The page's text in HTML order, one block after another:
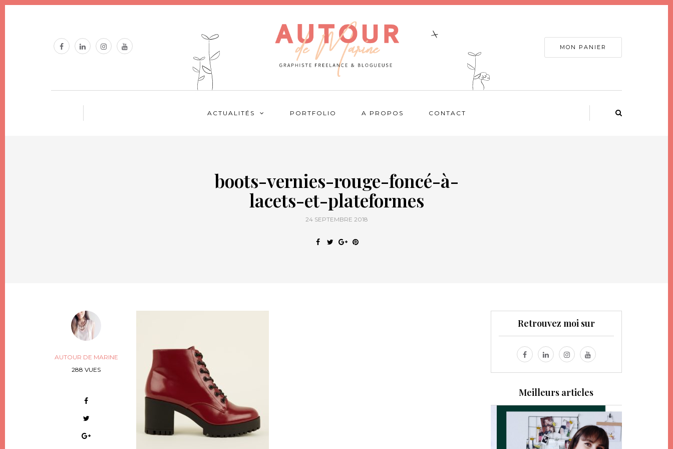
MON PANIER
ACTUALITÉS PORTFOLIO A PROPOS CONTACT
boots-vernies-rouge-foncé-à-
lacets-et-plateformes
24 SEPTEMBRE 2018
AUTOUR DE MARINE
288 VUES
Retrouvez moi sur
Meilleurs articles